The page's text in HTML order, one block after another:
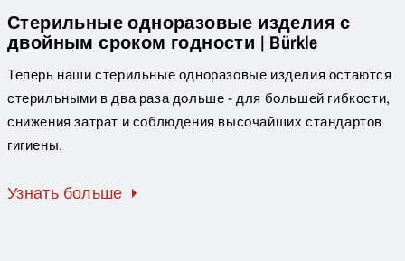
Стерильные одноразовые изделия с
двойным сроком годности | Bürkle
Теперь наши стерильные одноразовые изделия остаются
стерильными в два раза дольше - для большей гибкости,
снижения затрат и соблюдения высочайших стандартов
гигиены.
Узнать больше